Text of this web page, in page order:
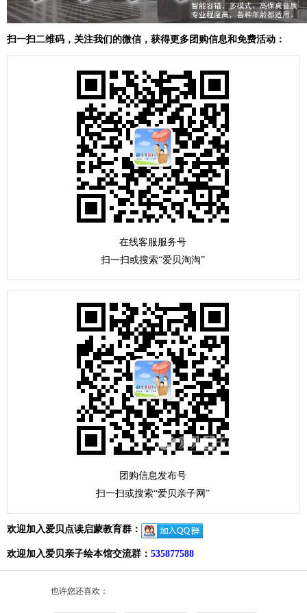
扫一扫二维码，关注我们的微信，获得更多团购信息和免费活动：
在线客服服务号
扫一扫或搜索“爱贝淘淘”
团购信息发布号
扫一扫或搜索“爱贝亲子网”
欢迎加入爱贝点读启蒙教育群：
欢迎加入爱贝亲子绘本馆交流群： 535877588
也许您还喜欢：